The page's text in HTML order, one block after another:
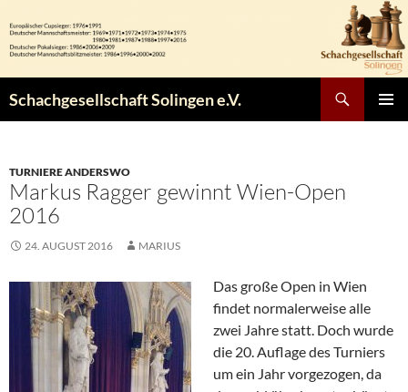
Inhalt
springen
Schachgesellschaft Solingen e.V.
TURNIERE ANDERSWO
Markus Ragger gewinnt Wien-Open
2016
24. AUGUST 2016 MARIUS
Das große Open in Wien
findet normalerweise alle
zwei Jahre statt. Doch wurde
die 20. Auflage des Turniers
um ein Jahr vorgezogen, da